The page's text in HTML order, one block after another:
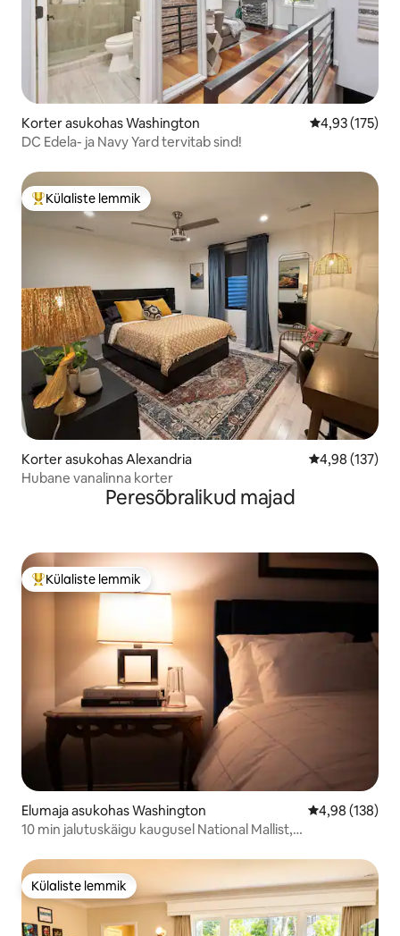
Korter asukohas Washington Keskmine
4,93 (175)
DC Edela- ja Navy Yard tervitab sind!
Külaliste suur lemmik
Külaliste lemmik
Korter asukohas Alexandria Keskmine
4,98 (137)
Hubane vanalinna korter
Peresõbralikud majad
Külaliste suur lemmik
Külaliste lemmik
Elumaja asukohas Washington Keskmine
4,98 (138)
10 min jalutuskäigu kaugusel National Mallist,
Külaliste lemmik
Külaliste lemmik